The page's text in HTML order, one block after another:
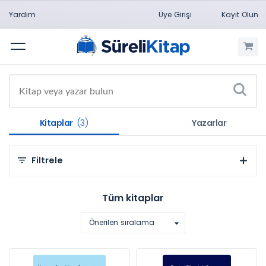
Yardım Üye Girişi Kayıt Olun
Menü
Kitaplar (3) Yazarlar
Filtrele
Konulara Göre
Bilgisayar Ve Öğretim Teknolojileri Eğitimi (1)
Tüm kitaplar
Önerilen sıralama